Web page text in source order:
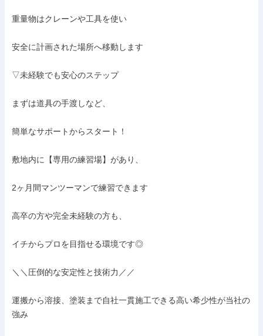
重量物はクレーンや工具を使い
安全に計画された場所へ移動します
▽未経験でも安心のステップ
まずは道具の手渡しなど、
簡単なサポートからスタート！
敷地内に【専用の練習場】があり、
2ヶ月間マンツーマンで練習できます
高卒の方や完全未経験の方も、
イチからプロを目指せる環境です◎
＼＼圧倒的な安定性と技術力／／
運搬から溶接、塗装まで自社一貫施工できる高い希少性が当社の
強み